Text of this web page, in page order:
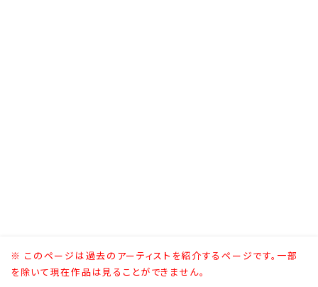
※ このページは過去のアーティストを紹介するページです。一部
を除いて現在作品は見ることができません。